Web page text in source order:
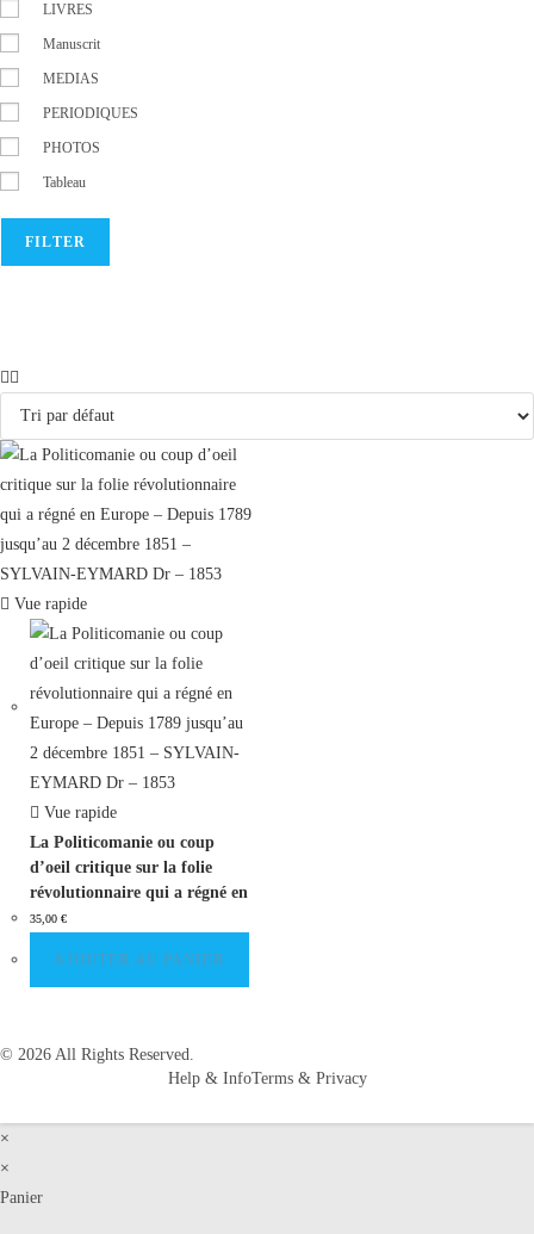
LIVRES
Manuscrit
MEDIAS
PERIODIQUES
PHOTOS
Tableau
FILTER
Vue rapide
Vue rapide
La Politicomanie ou coup
d’oeil critique sur la folie
révolutionnaire qui a régné en
Europe – Depuis 1789
SYLVAIN-EYMARD Dr – 1853
35,00 €
AJOUTER AU PANIER
© 2026 All Rights Reserved.
Help & InfoTerms & Privacy
×
×
Panier